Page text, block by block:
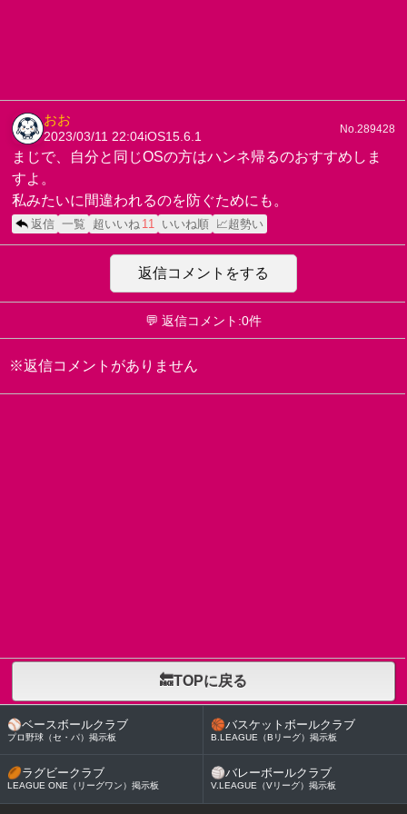
おお
2023/03/11 22:04iOS15.6.1
No.289428
まじで、自分と同じOSの方はハンネ帰るのおすすめしま
すよ。
私みたいに間違われるのを防ぐためにも。
返信 一覧 超いいね 11 いいね順 📈超勢い
返信コメントをする
💬 返信コメント:0件
※返信コメントがありません
🔙TOPに戻る
⚾ベースボールクラブ
プロ野球（セ・パ）掲示板
🏀バスケットボールクラブ
B.LEAGUE（Bリーグ）掲示板
🏉ラグビークラブ
LEAGUE ONE（リーグワン）掲示板
🏐バレーボールクラブ
V.LEAGUE（Vリーグ）掲示板